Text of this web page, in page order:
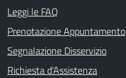
Leggi le FAQ
Prenotazione Appuntamento
Segnalazione Disservizio
Richiesta d'Assistenza